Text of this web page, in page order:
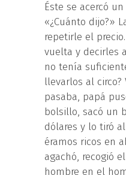
Éste se acercó
«¿Cuánto dijo?»
repetirle el
vuelta y decirles
no tenía
llevarlos al
pasaba, papá
bolsillo, sacó un
dólares y lo tiró
éramos ricos en
agachó, recogió
hombre en el